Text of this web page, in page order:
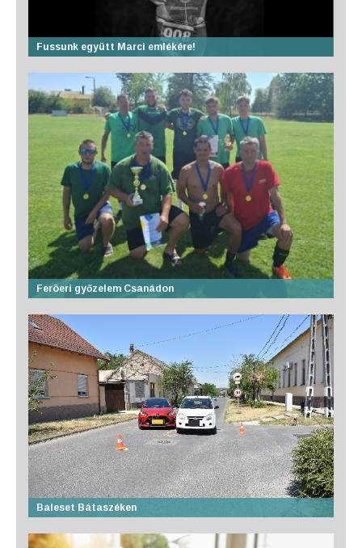
Fussunk együtt Marci emlékére!
Feröeri győzelem Csanádon
Baleset Bátaszéken